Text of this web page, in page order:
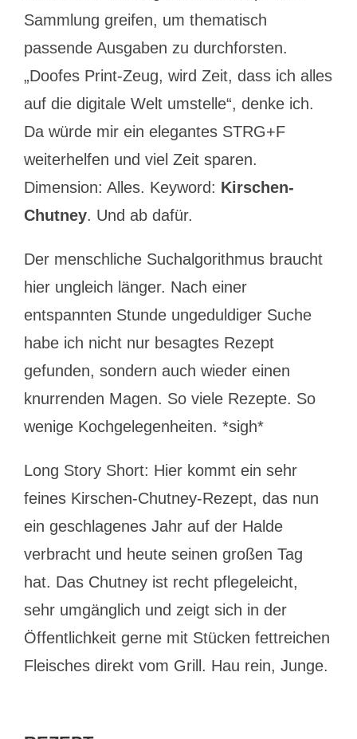
Sammlung greifen, um thematisch
passende Ausgaben zu durchforsten.
„Doofes Print-Zeug, wird Zeit, dass ich alles
auf die digitale Welt umstelle“, denke ich.
Da würde mir ein elegantes STRG+F
weiterhelfen und viel Zeit sparen.
Dimension: Alles. Keyword: Kirschen-
Chutney. Und ab dafür.
Der menschliche Suchalgorithmus braucht
hier ungleich länger. Nach einer
entspannten Stunde ungeduldiger Suche
habe ich nicht nur besagtes Rezept
gefunden, sondern auch wieder einen
knurrenden Magen. So viele Rezepte. So
wenige Kochgelegenheiten. *sigh*
Long Story Short: Hier kommt ein sehr
feines Kirschen-Chutney-Rezept, das nun
ein geschlagenes Jahr auf der Halde
verbracht und heute seinen großen Tag
hat. Das Chutney ist recht pflegeleicht,
sehr umgänglich und zeigt sich in der
Öffentlichkeit gerne mit Stücken fettreichen
Fleisches direkt vom Grill. Hau rein, Junge.